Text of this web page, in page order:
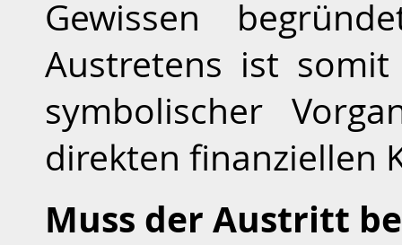
Gewissen
Austretens ist
symbolischer
direkten finanziellen
Muss der Austritt